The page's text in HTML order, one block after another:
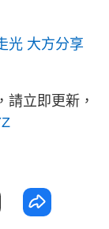
光 大方分享
請立即更新，